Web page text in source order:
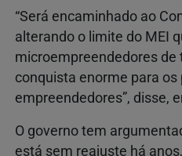
“Será encaminhado ao
alterando o limite do MEI
microempreendedores de
conquista enorme para os
empreendedores”, disse,
O governo tem
está sem reajuste há